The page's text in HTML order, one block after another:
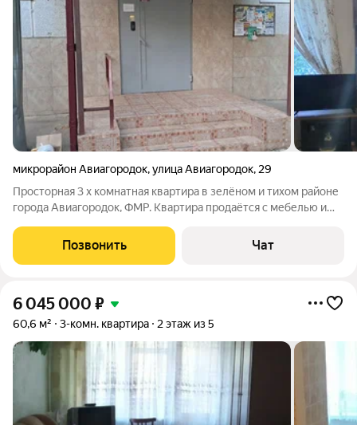
микрорайон Авиагородок,улица Авиагородок, 29
Просторная 3 х комнатная квартира в зелёном и тихом районе
города Авиагородок, ФМР. Квартира продаётся с мебелью и
площадкой, зонами отдыха и парковках. В шаговой
доступности 4 школы и 3 детских
Позвонить Чат
6 045 000 ₽
60,6 м² 3-комн. квартира 2 этаж из 5